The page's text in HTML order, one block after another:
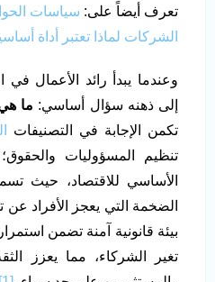
تعرف أيضاً على: سياسات
الشركات لماذا تعتبر أداة
وعندما يبدأ رائد الأعمال في
إلى ذهنه سؤال أساسي: ما
تكمن الإجابة في التصنيفات
تنظيم المسؤوليات
الأساسي للاقتصاد، حيث
الضخمة التي يعجز الأفراد عن
بيئة قانونية آمنة تضمن
تغير الشركاء، مما يعزز